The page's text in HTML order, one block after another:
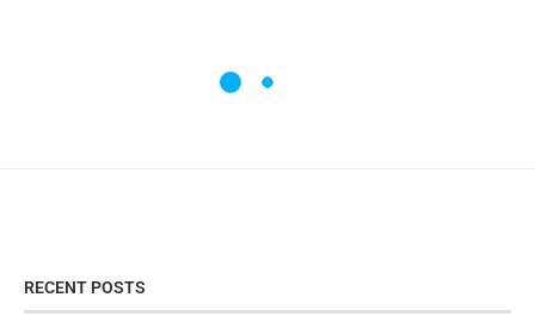
RECENT POSTS